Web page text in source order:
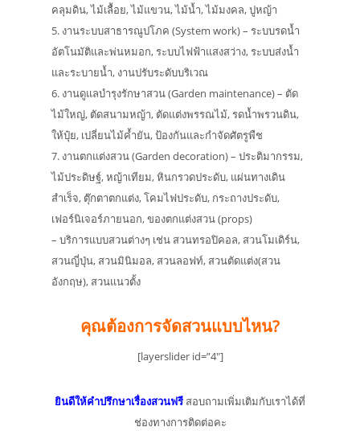
คลุมดิน, ไม้เลื้อย, ไม้แขวน, ไม้น้ำ, ไม้มงคล, ปูหญ้า
5. งานระบบสาธารณูปโภค (System work) – ระบบรดน้ำ
อัตโนมัติและพ่นหมอก, ระบบไฟฟ้าแสงสว่าง, ระบบส่งน้ำ
และระบายน้ำ, งานปรับระดับบริเวณ
6. งานดูแลบำรุงรักษาสวน (Garden maintenance) – ตัด
ไม้ใหญ่, ตัดสนามหญ้า, ตัดแต่งพรรณไม้, รดน้ำพรวนดิน,
ให้ปุ๋ย, เปลี่ยนไม้ค้ำยัน, ป้องกันและกำจัดศัตรูพืช
7. งานตกแต่งสวน (Garden decoration) – ประติมากรรม,
ไม้ประดิษฐ์, หญ้าเทียม, หินกรวดประดับ, แผ่นทางเดิน
สำเร็จ, ตุ๊กตาตกแต่ง, โคมไฟประดับ, กระถางประดับ,
เฟอร์นิเจอร์ภายนอก, ของตกแต่งสวน (props)
– บริการแบบสวนต่างๆ เช่น สวนทรอปิคอล, สวนโมเดิร์น,
สวนญี่ปุ่น, สวนมินิมอล, สวนลอฟท์, สวนตัดแต่ง(สวน
อังกฤษ), สวนแนวตั้ง
คุณต้องการจัดสวนแบบไหน?
[layerslider id=”4″]
ยินดีให้คำปรึกษาเรื่องสวนฟรี สอบถามเพิ่มเติมกับเราได้ที่
ช่องทางการติดต่อคะ